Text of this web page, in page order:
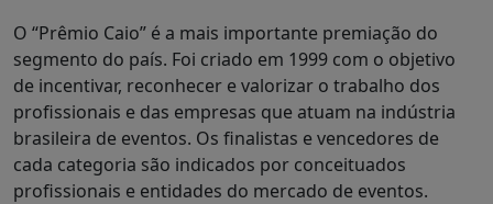
O “Prêmio Caio” é a mais importante premiação do
segmento do país. Foi criado em 1999 com o objetivo
de incentivar, reconhecer e valorizar o trabalho dos
profissionais e das empresas que atuam na indústria
brasileira de eventos. Os finalistas e vencedores de
cada categoria são indicados por conceituados
profissionais e entidades do mercado de eventos.